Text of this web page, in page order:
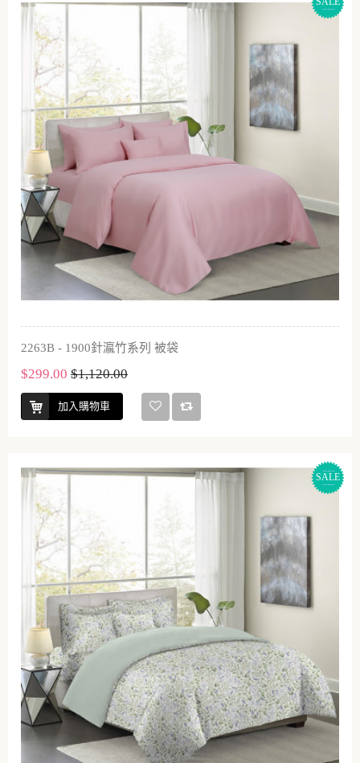
2263B - 1900針瀛竹系列 被袋
$299.00 $1,120.00
加入購物車
SALE